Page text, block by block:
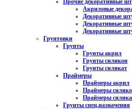
Прочие декоративные
Акриловые
Декоративные
Декоративные
Декоративные
Грунтовки
Грунты
Грунты акрил
Грунты силикон
Грунты силикат
Праймеры
Праймеры акрил
Праймеры
Праймеры
Грунты спец.назначения